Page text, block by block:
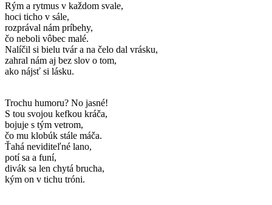
Rým a rytmus v každom svale,
hoci ticho v sále,
rozprával nám príbehy,
čo neboli vôbec malé.
Nalíčil si bielu tvár a na čelo dal vrásku,
zahral nám aj bez slov o tom,
ako nájsť si lásku.
Trochu humoru? No jasné!
S tou svojou kefkou kráča,
bojuje s tým vetrom,
čo mu klobúk stále máča.
Ťahá neviditeľné lano,
potí sa a funí,
divák sa len chytá brucha,
kým on v tichu tróni.